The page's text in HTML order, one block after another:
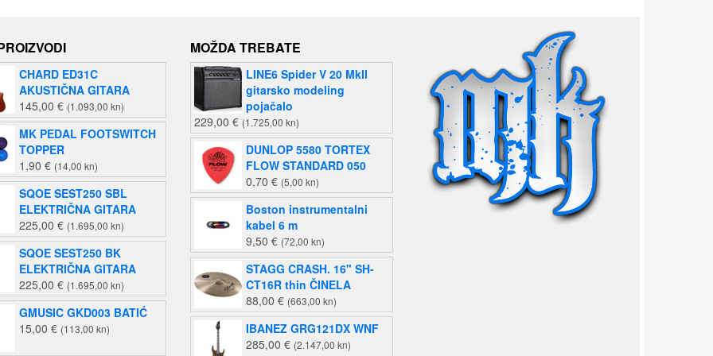
CHARD ED31C
AKUSTIČNA GITARA
145,00 € (1.093,00 kn)
MK PEDAL FOOTSWITCH
TOPPER
1,90 € (14,00 kn)
SQOE SEST250 SBL
ELEKTRIČNA GITARA
225,00 € (1.695,00 kn)
SQOE SEST250 BK
ELEKTRIČNA GITARA
225,00 € (1.695,00 kn)
GMUSIC GKD003 BATIĆ
15,00 € (113,00 kn)
MOŽDA TREBATE
LINE6 Spider V 20 MkII
gitarsko modeling
pojačalo
229,00 € (1.725,00 kn)
DUNLOP 5580 TORTEX
FLOW STANDARD 050
0,70 € (5,00 kn)
Boston instrumentalni
kabel 6 m
9,50 € (72,00 kn)
STAGG CRASH. 16" SH-
CT16R thin ČINELA
88,00 € (663,00 kn)
IBANEZ GRG121DX WNF
285,00 € (2.147,00 kn)